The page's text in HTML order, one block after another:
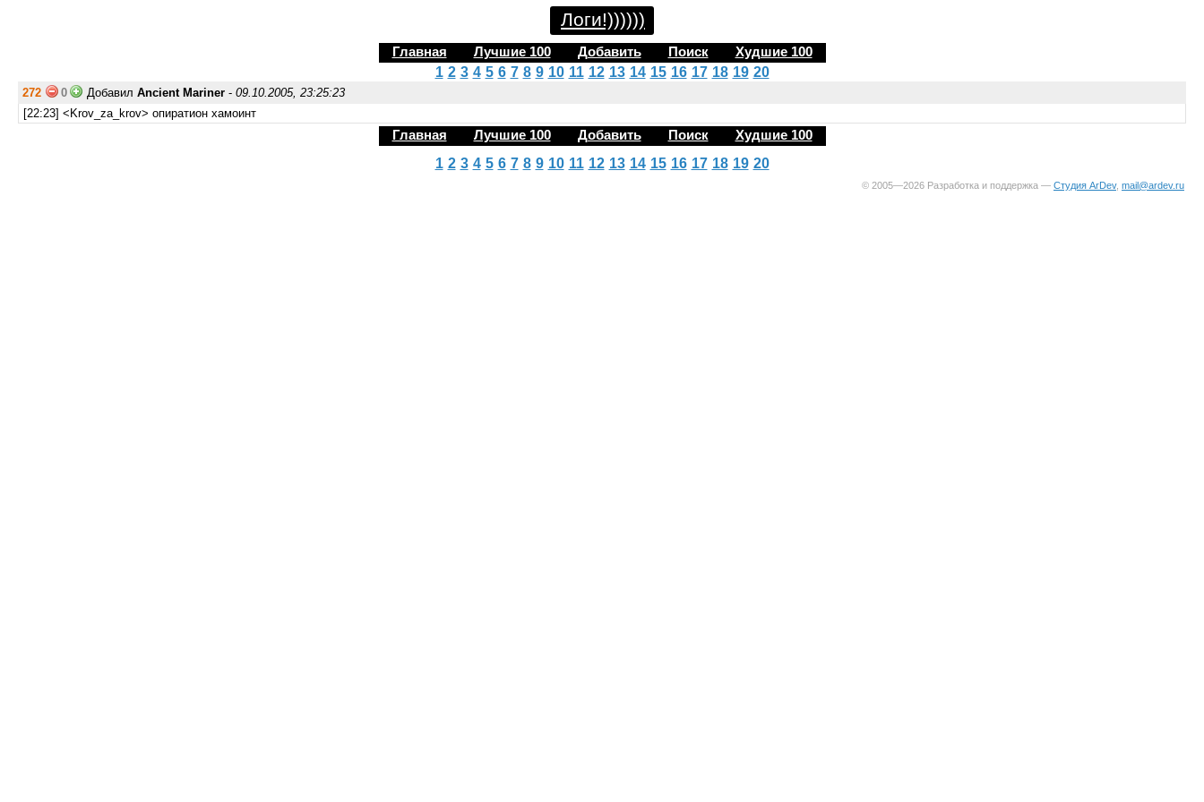
Логи!))))))
Главная Лучшие 100 Добавить Поиск Худшие 100
1 2 3 4 5 6 7 8 9 10 11 12 13 14 15 16 17 18 19 20
272 0 Добавил Ancient Mariner - 09.10.2005, 23:25:23
[22:23] <Krov_za_krov> опиратион хамоинт
Главная Лучшие 100 Добавить Поиск Худшие 100
1 2 3 4 5 6 7 8 9 10 11 12 13 14 15 16 17 18 19 20
© 2005—2026 Разработка и поддержка — Студия ArDev, mail@ardev.ru